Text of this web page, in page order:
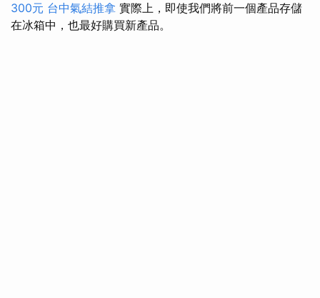
300元 台中氣結推拿 實際上，即使我們將前一個產品存儲
在冰箱中，也最好購買新產品。